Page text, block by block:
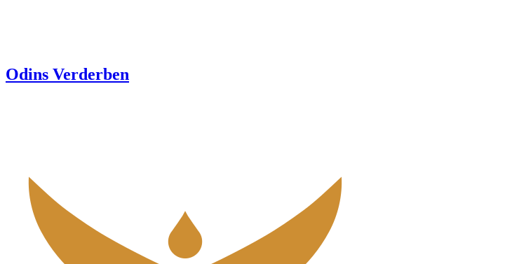
Odins Verderben